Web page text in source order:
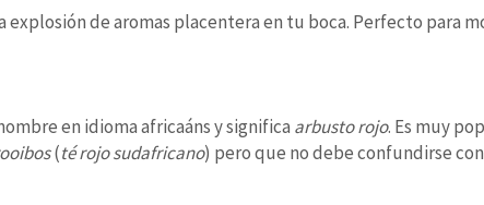
de aromas placentera en tu boca. Perfecto para
en idioma africaáns y significa arbusto rojo. Es muy
(té rojo sudafricano) pero que no debe confundirse